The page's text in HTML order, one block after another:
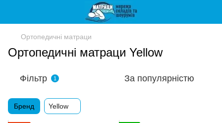
Ортопедичні матраци
Ортопедичні матраци Yellow
Фільтр 1 За популярністю
Бренд Yellow